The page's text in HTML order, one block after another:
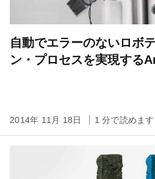
自動でエラーのないロボ
ン・プロセスを実現する
2014年 11月 18日 1 分で読めます